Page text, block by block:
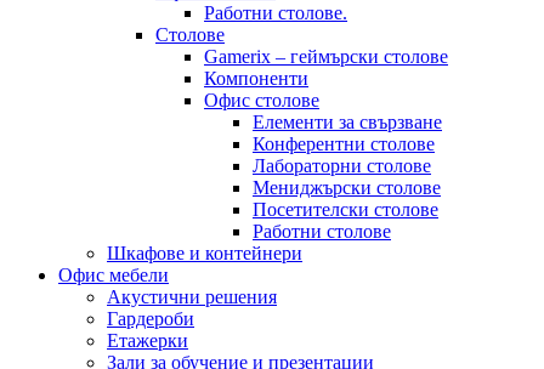
Работни столове.
Столове
Gamerix – геймърски столове
Компоненти
Офис столове
Елементи за свързване
Конферентни столове
Лабораторни столове
Мениджърски столове
Посетителски столове
Работни столове
Шкафове и контейнери
Офис мебели
Акустични решения
Гардероби
Етажерки
Зали за обучение и презентации